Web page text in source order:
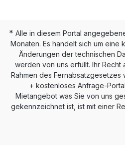
* Alle in diesem Portal
Monaten. Es handelt sich um
Änderungen der technischen
werden von uns erfüllt. Ihr Recht
Rahmen des
+ kostenloses Anfrage-
Mietangebot was Sie von uns
gekennzeichnet ist, ist mit einer